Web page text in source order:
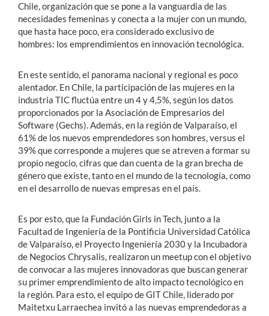
Chile, organización que se pone a la vanguardia de las
necesidades femeninas y conecta a la mujer con un mundo,
que hasta hace poco, era considerado exclusivo de
hombres: los emprendimientos en innovación tecnológica.
En este sentido, el panorama nacional y regional es poco
alentador. En Chile, la participación de las mujeres en la
industria TIC fluctúa entre un 4 y 4,5%, según los datos
proporcionados por la Asociación de Empresarios del
Software (Gechs). Además, en la región de Valparaíso, el
61% de los nuevos emprendedores son hombres, versus el
39% que corresponde a mujeres que se atreven a formar su
propio negocio, cifras que dan cuenta de la gran brecha de
género que existe, tanto en el mundo de la tecnología, como
en el desarrollo de nuevas empresas en el país.
Es por esto, que la Fundación Girls in Tech, junto a la
Facultad de Ingeniería de la Pontificia Universidad Católica
de Valparaíso, el Proyecto Ingeniería 2030 y la Incubadora
de Negocios Chrysalis, realizaron un meetup con el objetivo
de convocar a las mujeres innovadoras que buscan generar
su primer emprendimiento de alto impacto tecnológico en
la región. Para esto, el equipo de GIT Chile, liderado por
Maitetxu Larraechea invitó a las nuevas emprendedoras a